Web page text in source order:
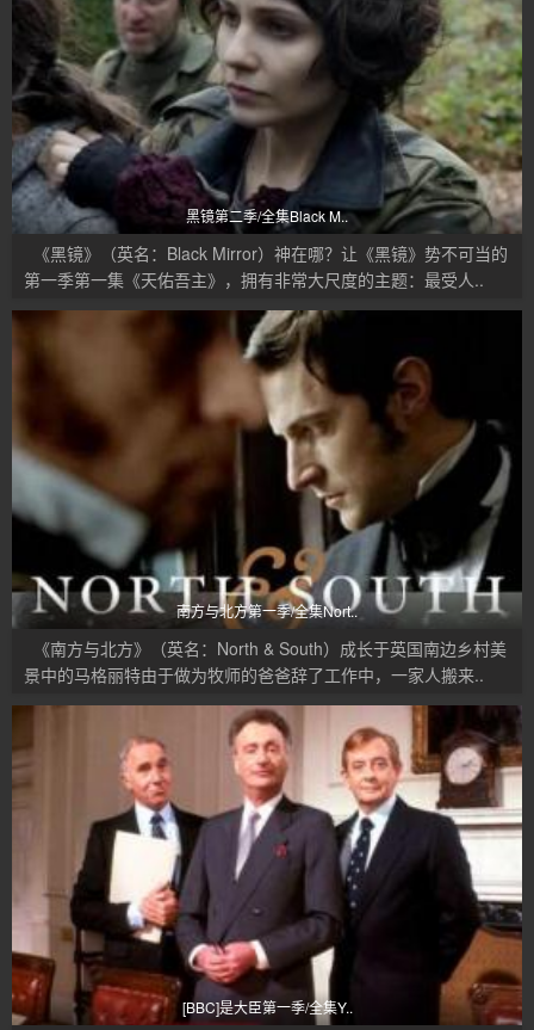
黑镜第二季/全集Black M..
《黑镜》（英名：Black Mirror）神在哪？让《黑镜》势不可当的
第一季第一集《天佑吾主》，拥有非常大尺度的主题：最受人..
南方与北方第一季/全集Nort..
《南方与北方》（英名：North & South）成长于英国南边乡村美
景中的马格丽特由于做为牧师的爸爸辞了工作中，一家人搬来..
[BBC]是大臣第一季/全集Y..